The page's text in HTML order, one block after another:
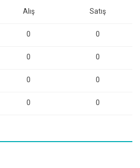
Alış Satış
0 0
0 0
0 0
0 0